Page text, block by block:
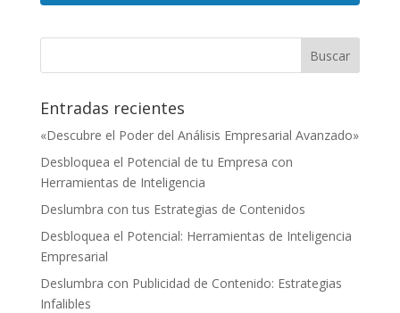
Entradas recientes
«Descubre el Poder del Análisis Empresarial Avanzado»
Desbloquea el Potencial de tu Empresa con
Herramientas de Inteligencia
Deslumbra con tus Estrategias de Contenidos
Desbloquea el Potencial: Herramientas de Inteligencia
Empresarial
Deslumbra con Publicidad de Contenido: Estrategias
Infalibles